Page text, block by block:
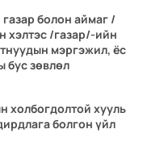
болон аймаг /
хэлтэс /газар/-ийн
мэргэжил, ёс
бус зөвлөл
холбогдолтой хууль
болгон үйл